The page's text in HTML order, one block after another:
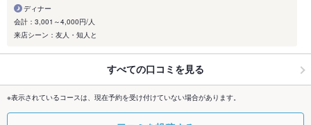
ディナー
会計：3,001～4,000円/人
来店シーン：友人・知人と
すべての口コミを見る
※表示されているコースは、現在予約を受け付けていない場合があります。